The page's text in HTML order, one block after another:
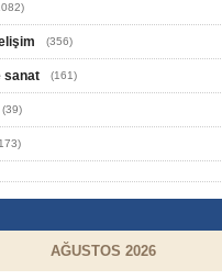
(356)
sanat (161)
(39)
AĞUSTOS 2026